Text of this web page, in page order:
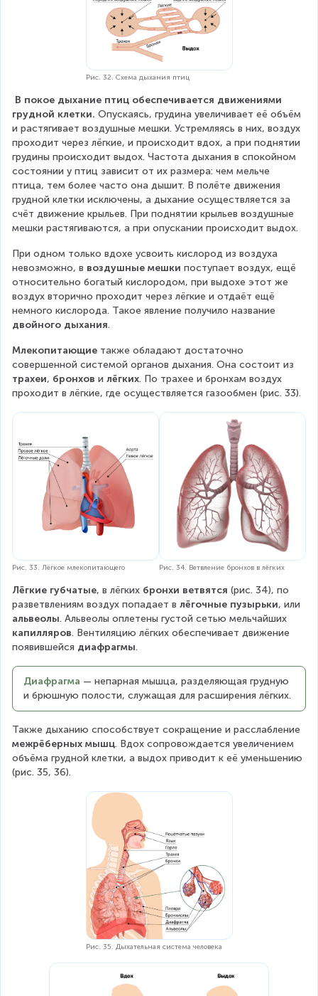
Рис. 32. Схема дыхания птиц
В покое дыхание птиц обеспечивается движениями
грудной клетки. Опускаясь, грудина увеличивает её объём
и растягивает воздушные мешки. Устремляясь в них, воздух
проходит через лёгкие, и происходит вдох, а при поднятии
грудины происходит выдох. Частота дыхания в спокойном
состоянии у птиц зависит от их размера: чем мельче
птица, тем более часто она дышит. В полёте движения
грудной клетки исключены, а дыхание осуществляется за
счёт движение крыльев. При поднятии крыльев воздушные
мешки растягиваются, а при опускании происходит выдох.
При одном только вдохе усвоить кислород из воздуха
невозможно, в воздушные мешки поступает воздух, ещё
относительно богатый кислородом, при выдохе этот же
воздух вторично проходит через лёгкие и отдаёт ещё
немного кислорода. Такое явление получило название
двойного дыхания.
Млекопитающие также обладают достаточно
совершенной системой органов дыхания. Она состоит из
трахеи, бронхов и лёгких. По трахее и бронхам воздух
проходит в лёгкие, где осуществляется газообмен (рис. 33).
Рис. 33. Лёгкое млекопитающего Рис. 34. Ветвление бронхов в лёгких
Лёгкие губчатые, в лёгких бронхи ветвятся (рис. 34), по
разветвлениям воздух попадает в лёгочные пузырьки, или
альвеолы. Альвеолы оплетены густой сетью мельчайших
капилляров. Вентиляцию лёгких обеспечивает движение
появившейся диафрагмы.
Диафрагма — непарная мышца, разделяющая грудную
и брюшную полости, служащая для расширения лёгких.
Также дыханию способствует сокращение и расслабление
межрёберных мышц. Вдох сопровождается увеличением
объёма грудной клетки, а выдох приводит к её уменьшению
(рис. 35, 36).
Рис. 35. Дыхательная система человека